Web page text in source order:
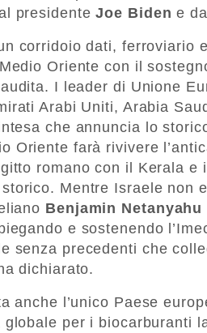
presidenteJoe Biden e
corridoio dati, ferroviario
Oriente con il
I leader di Unione
Arabi Uniti, Arabia
che annuncia lo
Oriente farà rivivere
romano con il Kerala e
Mentre Israele non
Benjamin Netanyahu
e sostenendo
senza precedenti che
dichiarato.
anche l’unico Paese
globale per i biocarburanti